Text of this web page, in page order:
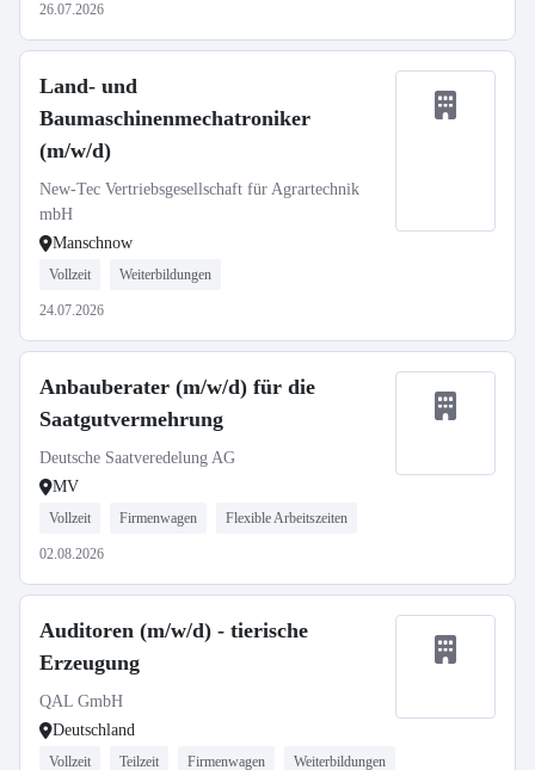
26.07.2026
Land- und
Baumaschinenmechatroniker
(m/w/d)
New-Tec Vertriebsgesellschaft für Agrartechnik
mbH
Manschnow
Vollzeit Weiterbildungen
24.07.2026
Anbauberater (m/w/d) für die
Saatgutvermehrung
Deutsche Saatveredelung AG
MV
Vollzeit Firmenwagen Flexible Arbeitszeiten
02.08.2026
Auditoren (m/w/d) - tierische
Erzeugung
QAL GmbH
Deutschland
Vollzeit Teilzeit Firmenwagen Weiterbildungen